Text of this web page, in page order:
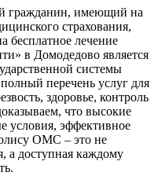
гражданин, имеющий на
страхования,
бесплатное лечение
в Домодедово является
системы
перечень услуг для
здоровье, контроль
что высокие
условия, эффективное
ОМС – это не
а доступная каждому